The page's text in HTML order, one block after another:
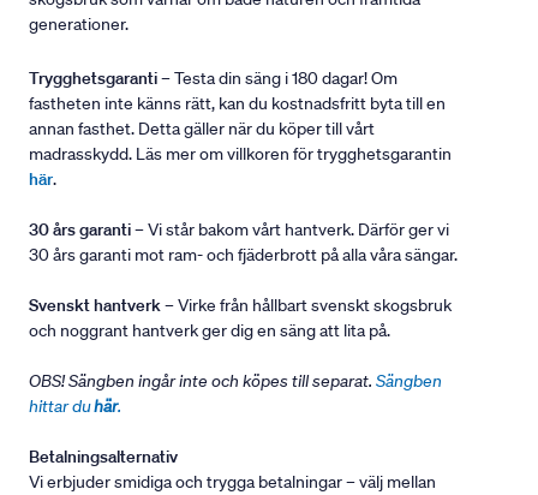
generationer.
Trygghetsgaranti– Testa din säng i 180 dagar! Om
fastheten inte känns rätt, kan du kostnadsfritt byta till en
annan fasthet. Detta gäller när du köper till vårt
madrasskydd. Läs mer om villkoren för trygghetsgarantin
här.
30 års garanti– Vi står bakom vårt hantverk. Därför ger vi
30 års garanti mot ram- och fjäderbrott på alla våra sängar.
Svenskt hantverk– Virke från hållbart svenskt skogsbruk
och noggrant hantverk ger dig en säng att lita på.
OBS! Sängben ingår inte och köpes till separat. Sängben
hittar duhär.
Betalningsalternativ
Vi erbjuder smidiga och trygga betalningar – välj mellan